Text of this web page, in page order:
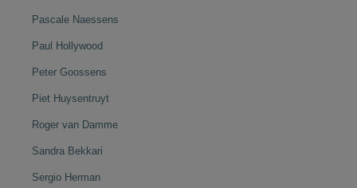
Pascale Naessens
Paul Hollywood
Peter Goossens
Piet Huysentruyt
Roger van Damme
Sandra Bekkari
Sergio Herman